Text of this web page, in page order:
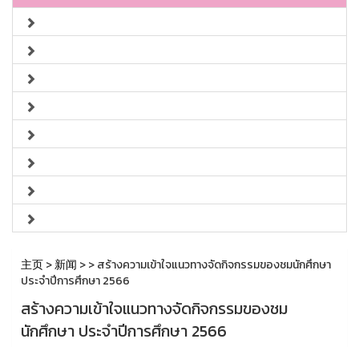
主页>新闻 >> สร้างความเข้าใจแนวทางจัดกิจกรรมของชมนักศึกษา
ประจำปีการศึกษา 2566
สร้างความเข้าใจแนวทางจัดกิจกรรมของชม
นักศึกษา ประจำปีการศึกษา 2566